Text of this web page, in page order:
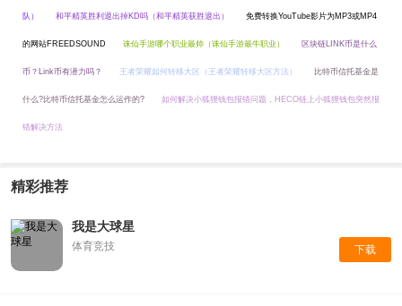
队） 和平精英胜利退出掉KD吗（和平精英获胜退出） 免费转换YouTube影片为MP3或MP4
的网站FREEDSOUND 诛仙手游哪个职业最帅（诛仙手游最牛职业） 区块链LINK币是什么
币？Link币有潜力吗？ 王者荣耀如何转移大区（王者荣耀转移大区方法） 比特币信托基金是
什么?比特币信托基金怎么运作的? 如何解决小狐狸钱包报错问题，HECO链上小狐狸钱包突然报
错解决方法
精彩推荐
我是大球星
体育竞技 下载